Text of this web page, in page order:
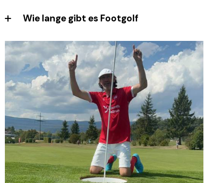
Wie lange gibt es Footgolf